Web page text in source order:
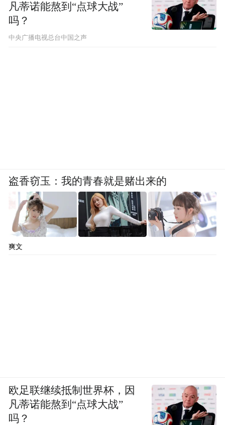
凡蒂诺能熬到“点球大战”
吗？
中央广播电视总台中国之声
盗香窃玉：我的青春就是赌出来的
爽文
欧足联继续抵制世界杯，因
凡蒂诺能熬到“点球大战”
吗？